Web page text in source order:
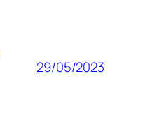
29/05/2023